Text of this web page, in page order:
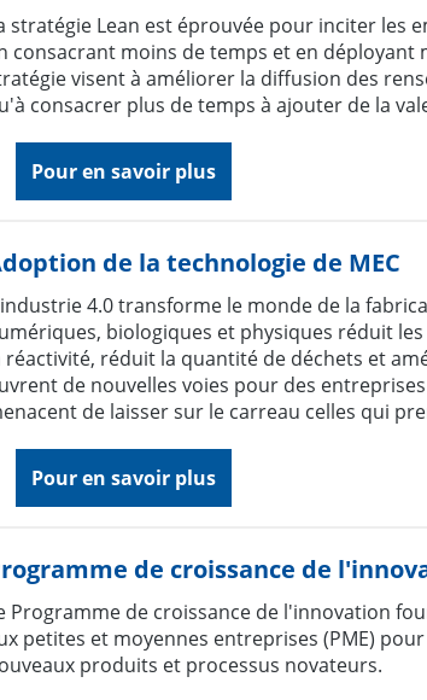
stratégie Lean est éprouvée pour inciter les
consacrant moins de temps et en
visent à améliorer la diffusion des
consacrer plus de temps à ajouter de la
Pour en savoir plus
de la technologie de MEC
4.0 transforme le monde de la
biologiques et physiques réduit
réactivité, réduit la quantité de déchets et
de nouvelles voies pour des
de laisser sur le carreau celles qui
Pour en savoir plus
de croissance de
Programme de croissance de l'innovation
petites et moyennes entreprises (PME)
produits et processus novateurs.